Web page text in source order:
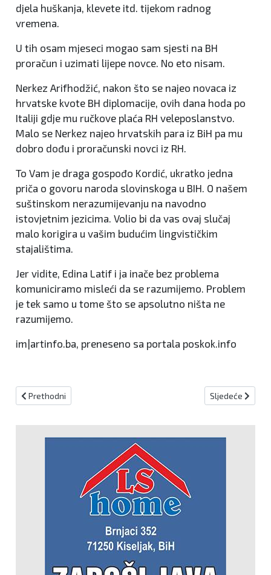
djela huškanja, klevete itd. tijekom radnog
vremena.
U tih osam mjeseci mogao sam sjesti na BH
proračun i uzimati lijepe novce. No eto nisam.
Nerkez Arifhodžić, nakon što se najeo novaca iz
hrvatske kvote BH diplomacije, ovih dana hoda po
Italiji gdje mu ručkove plaća RH veleposlanstvo.
Malo se Nerkez najeo hrvatskih para iz BiH pa mu
dobro dođu i proračunski novci iz RH.
To Vam je draga gospođo Kordić, ukratko jedna
priča o govoru naroda slovinskoga u BIH. O našem
suštinskom nerazumijevanju na navodno
istovjetnim jezicima. Volio bi da vas ovaj slučaj
malo korigira u vašim budućim lingvističkim
stajalištima.
Jer vidite, Edina Latif i ja inače bez problema
komuniciramo misleći da se razumijemo. Problem
je tek samo u tome što se apsolutno ništa ne
razumijemo.
im|artinfo.ba, preneseno sa portala poskok.info
Prethodni članak: U četvrtak nova sjednica Vlade ŽSB
Prethodni Sljedeći
Sljedeće